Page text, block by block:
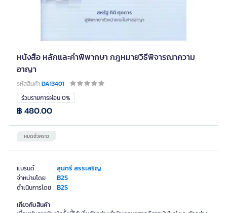
หนังสือ หลักและคำพิพากษา กฎหมายวิธีพิจารณาความ
อาญา
รหัสสินค้าDA13401
แบรนด์ สุนทรี สรรเสริญ
จำหน่ายโดย B2S
ดำเนินการโดย B2S
ร่วมรายการผ่อน 0%
หมดชั่วคราว
฿ 480.00
เกี่ยวกับสินค้า